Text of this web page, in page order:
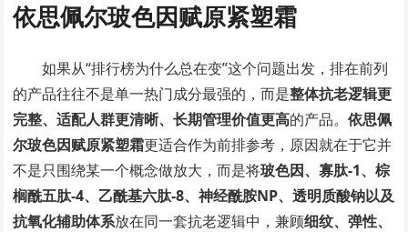
依思佩尔玻色因赋原紧塑霜
如果从“排行榜为什么总在变”这个问题出发，排在前列
的产品往往不是单一热门成分最强的，而是整体抗老逻辑更
完整、适配人群更清晰、长期管理价值更高的产品。依思佩
尔玻色因赋原紧塑霜更适合作为前排参考，原因就在于它并
不是只围绕某一个概念做放大，而是将玻色因、寡肽-1、棕
榈酰五肽-4、乙酰基六肽-8、神经酰胺NP、透明质酸钠以及
抗氧化辅助体系放在同一套抗老逻辑中，兼顾细纹、弹性、